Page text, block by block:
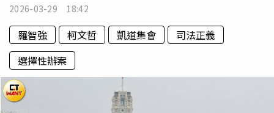
2026-03-29 18:42
羅智強 柯文哲 凱道集會
司法正義
選擇性辦案